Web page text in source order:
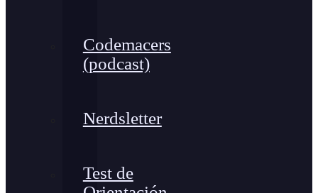
Codemacers
(podcast)
Nerdsletter
Test de